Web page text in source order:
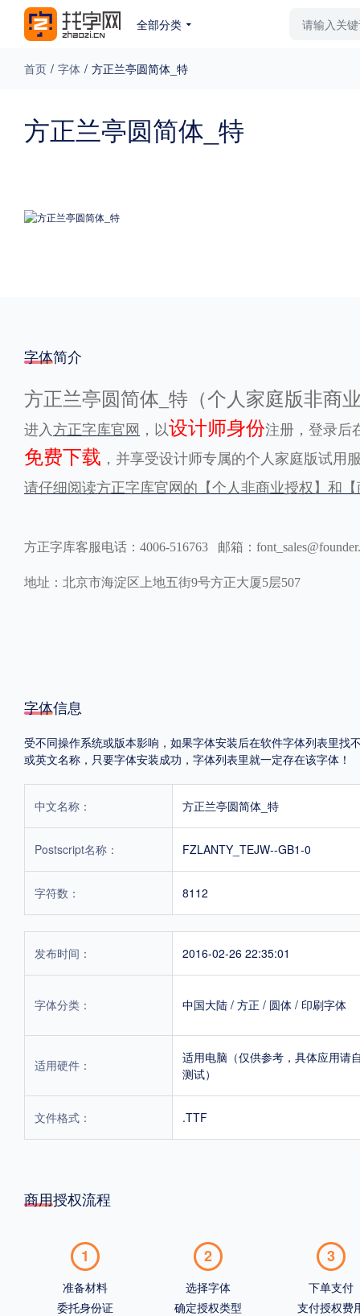
全部分类
免费下载 收费下载 更多
格式
.TTF .OTF
地区
POP字体下载 字库打包下载 海报素材下载
首页 / 字体 / 方正兰亭圆简体_特
方正兰亭圆简体_特
字体简介
方正兰亭圆简体_特（个人家庭版非商
进入 方正字库官网 ，以设计师身份注册，登录后
免费下载 ，并享受设计师专属的个人家庭版试用
请仔细阅读方正字库官网的【个人非商业授权】和
方正字库客服电话：4006-516763 邮箱：
地址：北京市海淀区上地五街9号方正大厦5层507
字体信息
受不同操作系统或版本影响，如果字体安装后在软件字体列表里
或英文名称，只要字体安装成功，字体列表里就一定存在该字体！
中文名称： 方正兰亭圆简体_特
Postscript名称： FZLANTY_TEJW--GB1-0
字符数： 8112
发布时间： 2016-02-26 22:35:01
字体分类： 中国大陆 / 方正 / 圆体 / 印刷字体
适用硬件：
适用电脑（仅供参考，具体应用请
测试）
文件格式： .TTF
商用授权流程
1
准备材料
委托身份证
2
选择字体
确定授权类型
3
下单支付
支付授权费